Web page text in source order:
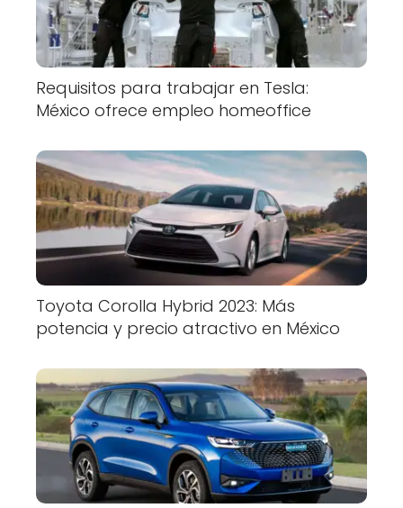
Requisitos para trabajar en Tesla:
México ofrece empleo homeoffice
Toyota Corolla Hybrid 2023: Más
potencia y precio atractivo en México